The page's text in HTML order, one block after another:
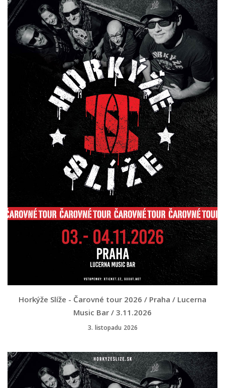
Horkýže Slíže - Čarovné tour 2026 / Praha / Lucerna
Music Bar / 3.11.2026
3. listopadu 2026